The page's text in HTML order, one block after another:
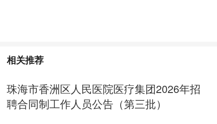
相关推荐
珠海市香洲区人民医院医疗集团2026年招
聘合同制工作人员公告（第三批）